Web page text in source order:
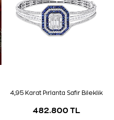
4,95 Karat Pırlanta Safir Bileklik
482.800 TL